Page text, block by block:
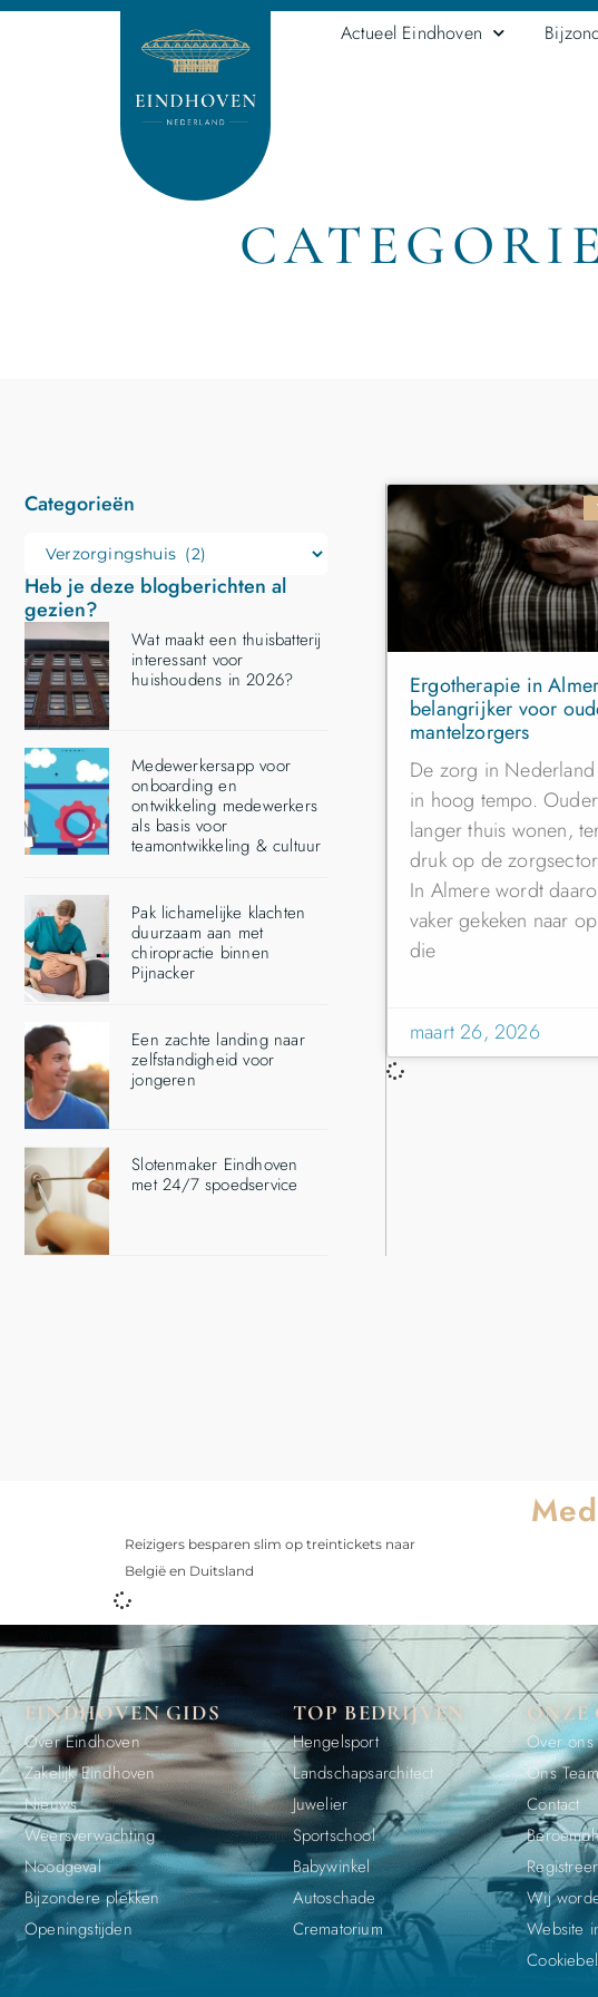
Actueel Eindhoven
Categorieën
Heb je deze blogberichten al
gezien?
Wat maakt een thuisbatterij
interessant voor
huishoudens in 2026?
Medewerkersapp voor
onboarding en
ontwikkeling medewerkers
als basis voor
teamontwikkeling & cultuur
Pak lichamelijke klachten
duurzaam aan met
chiropractie binnen
Pijnacker
Een zachte landing naar
zelfstandigheid voor
jongeren
Slotenmaker Eindhoven
met 24/7 spoedservice
Ergotherapie in
belangrijker voor
mantelzorgers
De zorg in
in hoog tempo.
langer thuis wonen,
druk op de
In Almere wordt
vaker gekeken naar
die
maart 26, 2026
Reizigers besparen slim op treintickets naar
België en Duitsland
EINDHOVEN GIDS
Over Eindhoven
Zakelijk Eindhoven
Nieuws
Weersverwachting
Noodgeval
Bijzondere plekken
Openingstijden
TOP BEDRIJVEN
Hengelsport
Landschapsarchitect
Juwelier
Sportschool
Babywinkel
Autoschade
Crematorium
ONZE
Over ons
Ons Team
Contact
Registreer
Wij
Website